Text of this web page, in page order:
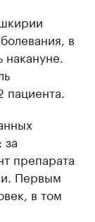
в
накануне.
пациента.
за
препарата
Первым
в том